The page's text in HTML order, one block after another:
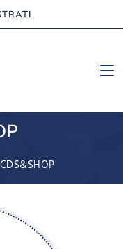
CDS&SHOP